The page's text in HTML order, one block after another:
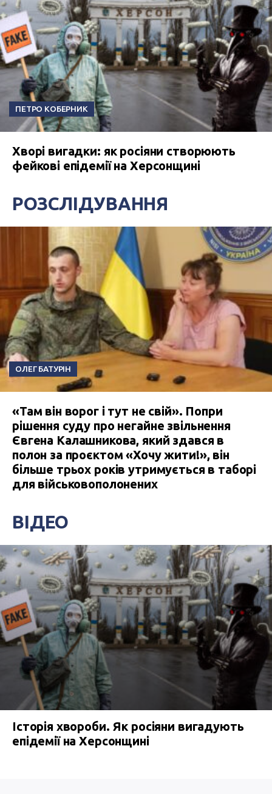
ПЕТРО КОБЕРНИК
Хворі вигадки: як росіяни створюють
фейкові епідемії на Херсонщині
РОЗСЛІДУВАННЯ
ОЛЕГ БАТУРІН
«Там він ворог і тут не свій». Попри
рішення суду про негайне звільнення
Євгена Калашникова, який здався в
полон за проєктом «Хочу жити!», він
більше трьох років утримується в таборі
для військовополонених
ВІДЕО
Історія хвороби. Як росіяни вигадують
епідемії на Херсонщині